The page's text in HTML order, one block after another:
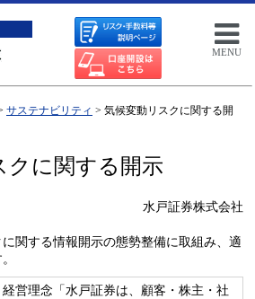
MENU
サステナビリティ > 気候変動リスクに関する開
クに関する開示
水戸証券株式会社
関する情報開示の態勢整備に取組み、適
経営理念「水戸証券は、顧客・株主・社